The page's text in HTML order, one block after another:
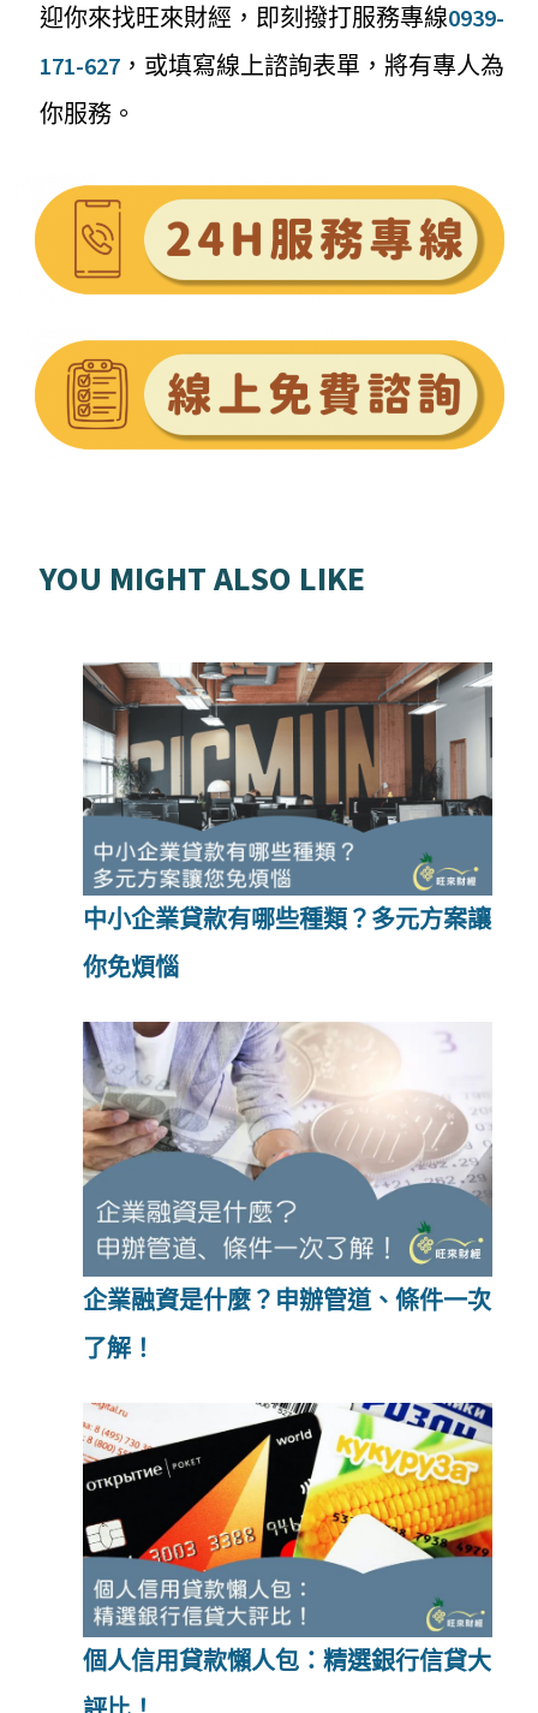
迎你來找旺來財經，即刻撥打服務專線0939-
171-627 ，或填寫線上諮詢表單，將有專人為
你服務。
YOU MIGHT ALSO LIKE
中小企業貸款有哪些種類？多元方案讓
你免煩惱
企業融資是什麼？申辦管道、條件一次
了解！
個人信用貸款懶人包：精選銀行信貸大